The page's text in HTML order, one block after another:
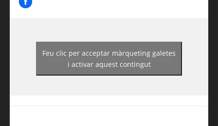
https://www.facebook.com/guiadereus/
Feu clic per acceptar màrqueting galetes
i activar aquest contingut